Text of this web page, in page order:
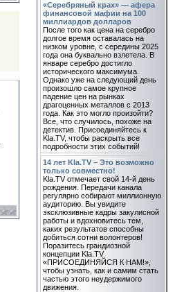
«Серебряный крах» — афера
финансовой мафии на 100
миллиардов долларов
После того как цена на серебро
долгое время оставалась на
низком уровне, с середины 2025
года она буквально взлетела. В
январе серебро достигло
исторического максимума.
Однако уже на следующий день
произошло самое крупное
падение цен на рынках
драгоценных металлов с 2013
года. Как это могло произойти?
Все, что случилось, похоже на
детектив. Присоединяйтесь к
Kla.TV, чтобы раскрыть все
подробности этих событий!
14 лет Kla.TV – Это возможно
только совместно!
Kla.TV отмечает свой 14-й день
рождения. Передачи канала
регулярно собирают миллионную
аудиторию. Вы увидите
эксклюзивные кадры закулисной
работы и вдохновитесь тем,
каких результатов способны
добиться сотни волонтеров!
Поразитесь грандиозной
концепции Kla.TV
«ПРИСОЕДИНЯЙСЯ К НАМ!»,
чтобы узнать, как и самим стать
частью этого неудержимого
движения.